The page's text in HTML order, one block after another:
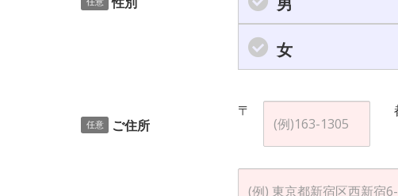
女
任意 ご住所
〒